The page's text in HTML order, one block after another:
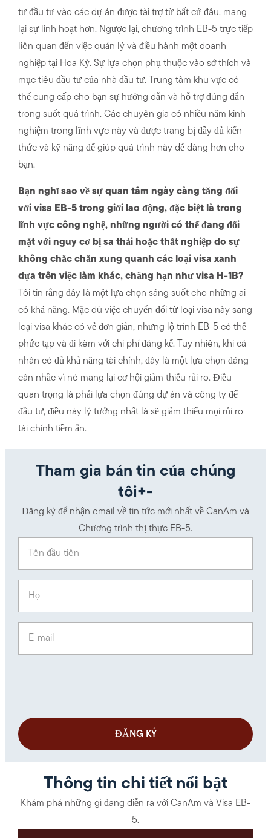
tư đầu tư vào các dự án được tài trợ từ bất cứ đâu, mang
lại sự linh hoạt hơn. Ngược lại, chương trình EB-5 trực tiếp
liên quan đến việc quản lý và điều hành một doanh
nghiệp tại Hoa Kỳ. Sự lựa chọn phụ thuộc vào sở thích và
mục tiêu đầu tư của nhà đầu tư. Trung tâm khu vực có
thể cung cấp cho bạn sự hướng dẫn và hỗ trợ đúng đắn
trong suốt quá trình. Các chuyên gia có nhiều năm kinh
nghiệm trong lĩnh vực này và được trang bị đầy đủ kiến ​​
thức và kỹ năng để giúp quá trình này dễ dàng hơn cho
bạn.
Bạn nghĩ sao về sự quan tâm ngày càng tăng đối
với visa EB-5 trong giới lao động, đặc biệt là trong
lĩnh vực công nghệ, những người có thể đang đối
mặt với nguy cơ bị sa thải hoặc thất nghiệp do sự
không chắc chắn xung quanh các loại visa xanh
dựa trên việc làm khác, chẳng hạn như visa H-1B?
Tôi tin rằng đây là một lựa chọn sáng suốt cho những ai
có khả năng. Mặc dù việc chuyển đổi từ loại visa này sang
loại visa khác có vẻ đơn giản, nhưng lộ trình EB-5 có thể
phức tạp và đi kèm với chi phí đáng kể. Tuy nhiên, khi cá
nhân có đủ khả năng tài chính, đây là một lựa chọn đáng
cân nhắc vì nó mang lại cơ hội giảm thiểu rủi ro. Điều
quan trọng là phải lựa chọn đúng dự án và công ty để
đầu tư, điều này lý tưởng nhất là sẽ giảm thiểu mọi rủi ro
tài chính tiềm ẩn.
Tham gia bản tin của chúng
tôi+-
Đăng ký để nhận email về tin tức mới nhất về CanAm và
Chương trình thị thực EB-5.
Thông tin chi tiết nổi bật
Khám phá những gì đang diễn ra với CanAm và Visa EB-
5.